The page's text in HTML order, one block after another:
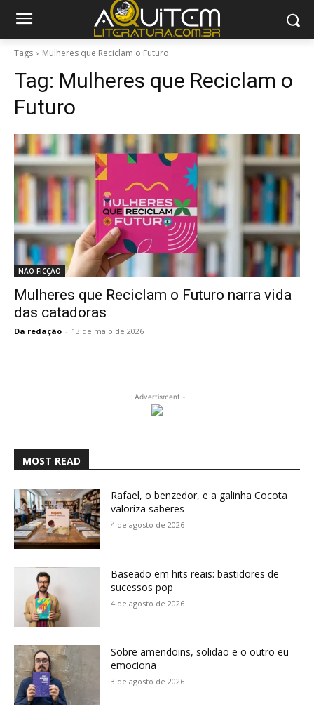
Tags Mulheres que Reciclam o Futuro
Tag: Mulheres que Reciclam o
Futuro
NÃO FICÇÃO
Mulheres que Reciclam o Futuro narra vida
das catadoras
Da redação - 13 de maio de 2026
- Advertisment -
MOST READ
Rafael, o benzedor, e a galinha Cocota
valoriza saberes
4 de agosto de 2026
Baseado em hits reais: bastidores de
sucessos pop
4 de agosto de 2026
Sobre amendoins, solidão e o outro eu
emociona
3 de agosto de 2026